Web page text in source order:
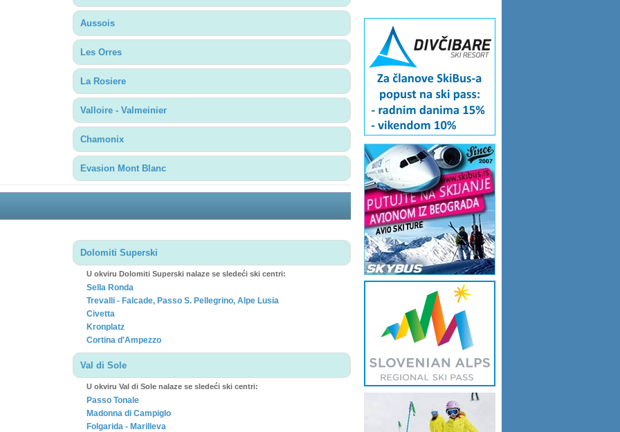
Aussois
Les Orres
La Rosiere
Valloire - Valmeinier
Chamonix
Evasion Mont Blanc
Dolomiti Superski
U okviru Dolomiti Superski nalaze se sledeći ski centri:
Sella Ronda
Trevalli - Falcade, Passo S. Pellegrino, Alpe Lusia
Civetta
Kronplatz
Cortina d'Ampezzo
Val di Sole
U okviru Val di Sole nalaze se sledeći ski centri:
Passo Tonale
Madonna di Campiglo
Folgarida - Marilleva